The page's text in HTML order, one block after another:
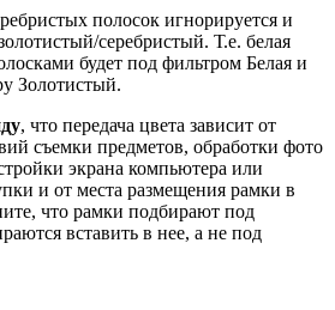
полосок игнорируется и
серебристый. Т.е. белая
будет под фильтром Белая и
Золотистый.
, что передача цвета зависит от
съемки предметов, обработки фото
экрана компьютера или
и от места размещения рамки в
что рамки подбирают под
вставить в нее, а не под